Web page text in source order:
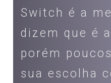
Switch é a
dizem que é
porém
sua escolha